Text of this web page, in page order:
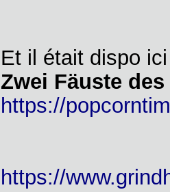
Et il était dispo
Zwei Fäuste
https://
https://